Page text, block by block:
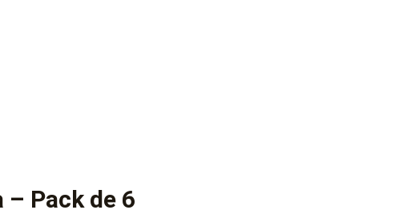
Pack de 6